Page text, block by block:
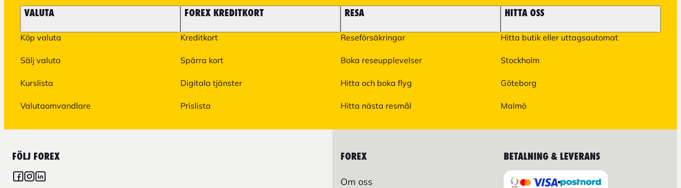
VALUTA
Köp valuta
Sälj valuta
Kurslista
Valutaomvandlare
FOREX KREDITKORT
Kreditkort
Spärra kort
Digitala tjänster
Prislista
RESA
Reseförsäkringar
Boka reseupplevelser
Hitta och boka flyg
Hitta nästa resmål
HITTA OSS
Hitta butik eller uttagsautomat
Stockholm
Göteborg
Malmö
FÖLJ FOREX FOREX
Om oss
BETALNING & LEVERANS